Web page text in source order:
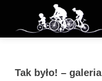
Tak było! – galeria